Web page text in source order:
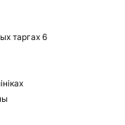
таргах 6